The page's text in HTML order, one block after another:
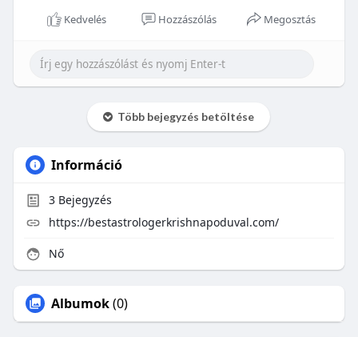
Kedvelés Hozzászólás Megosztás
Több bejegyzés betöltése
Információ
3Bejegyzés
https://bestastrologerkrishnapoduval.com/
Nő
Albumok(0)